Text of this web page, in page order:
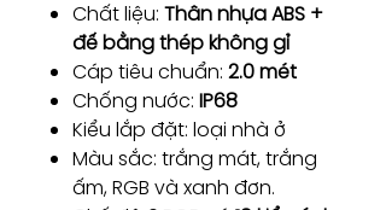
Chất liệu: Thân nhựa ABS +
đế bằng thép không gỉ
Cáp tiêu chuẩn: 2.0 mét
Chống nước: IP68
Kiểu lắp đặt: loại nhà ở
Màu sắc: trắng mát, trắng
ấm, RGB và xanh đơn.